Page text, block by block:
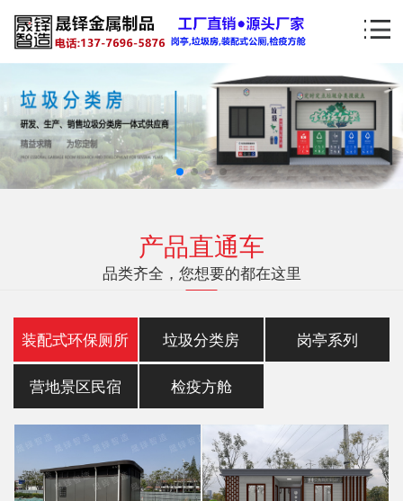
产品直通车
品类齐全，您想要的都在这里
装配式环保厕所 垃圾分类房 岗亭系列
营地景区民宿 检疫方舱